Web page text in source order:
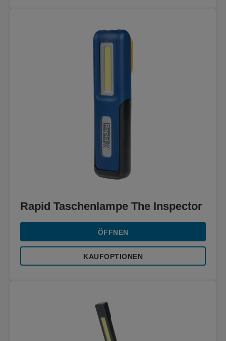
Rapid Taschenlampe The Inspector
ÖFFNEN
KAUFOPTIONEN